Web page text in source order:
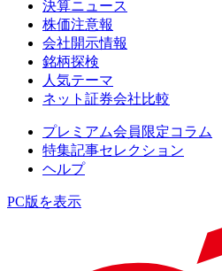
決算ニュース
株価注意報
会社開示情報
銘柄探検
人気テーマ
ネット証券会社比較
プレミアム会員限定コラム
特集記事セレクション
ヘルプ
PC版を表示